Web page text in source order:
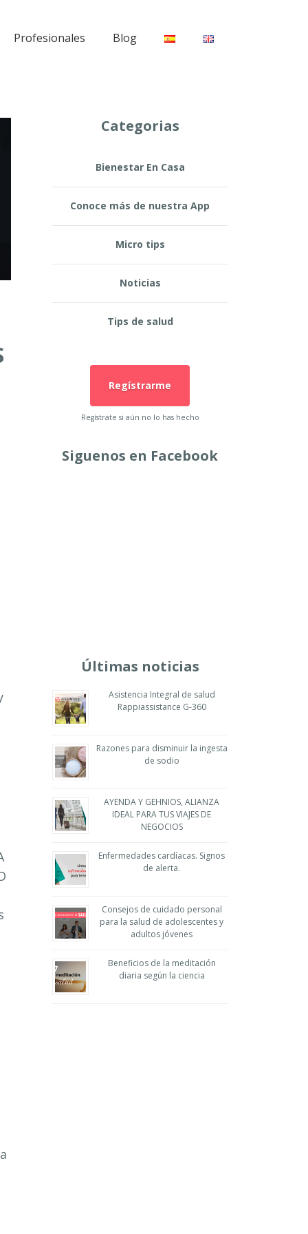
Profesionales Blog
Categorias
Bienestar En Casa
Conoce más de nuestra App
Micro tips
Noticias
Tips de salud
Regístrarme
Regístrate si aún no lo has hecho
Siguenos en Facebook
Últimas noticias
Asistencia Integral de salud
Rappiassistance G-360
Razones para disminuir la ingesta
de sodio
AYENDA Y GEHNIOS, ALIANZA
IDEAL PARA TUS VIAJES DE
NEGOCIOS
Enfermedades cardíacas. Signos
de alerta.
Consejos de cuidado personal
para la salud de adolescentes y
adultos jóvenes
Beneficios de la meditación
diaria según la ciencia